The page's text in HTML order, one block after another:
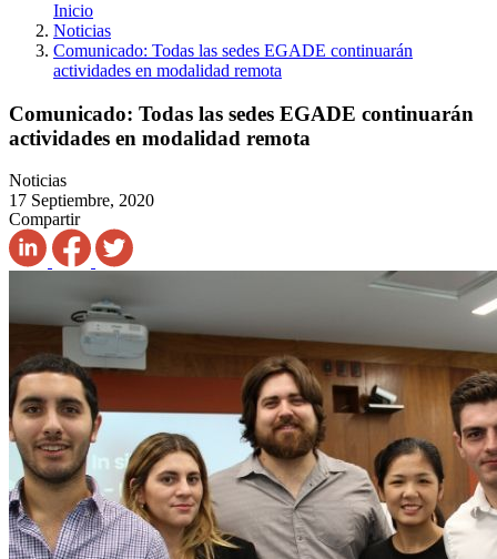
Inicio
Noticias
Comunicado: Todas las sedes EGADE continuarán
actividades en modalidad remota
Comunicado: Todas las sedes EGADE continuarán
actividades en modalidad remota
Noticias
17 Septiembre, 2020
Compartir